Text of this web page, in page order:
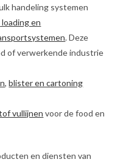
handeling systemen
en
. Deze
of verwerkende industrie
,blister en cartoning
vullijnen voor de food en
en diensten van